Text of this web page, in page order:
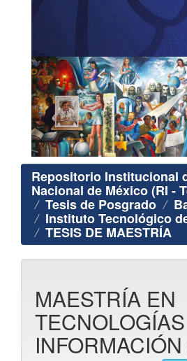
Repositorio Institucional
Nacional de México (RI -
Tesis de Posgrado
Instituto Tecnológico
TESIS DE MAESTRÍA
MAESTRÍA EN